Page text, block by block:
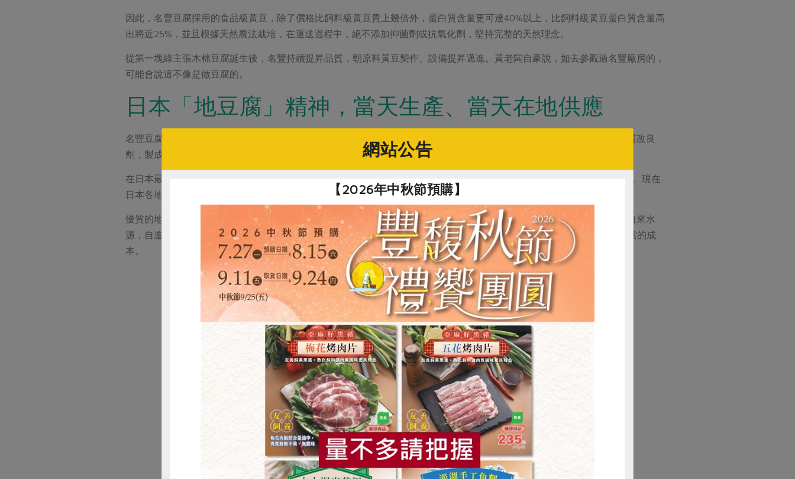
因此，名豐豆腐採用的食品級黃豆，除了價格比飼料級黃豆貴上幾倍外，蛋白質含量更可達40%以上，比飼料級黃豆蛋白質含量高
出將近25%，並且根據天然農法栽培，在運送過程中，絕不添加抑菌劑或抗氧化劑，堅持完整的天然理念。
從第一塊綠主張木棉豆腐誕生後，名豐持續提昇品質，朝原料黃豆契作、設備提昇邁進。黃老闆自豪說，如去參觀過名豐廠房的，
可能會說這不像是做豆腐的。
日本「地豆腐」精神，當天生產、當天在地供應
名豐豆腐的技術上則師承日本的「地豆腐」精神，即當天生產、當天在地供應，消費者當天吃完，完全不添加防腐劑及品質改良
劑，製成豆香濃郁新鮮供應的「地豆腐」。
在日本最好吃的地豆腐，是山中的和尚用自己種的豆子、天然純淨的山泉水（約攝氏3-5度的水），每日僅生產幾板的豆腐。現在
日本各地仍有聞名的地方豆腐，像是「京豆腐」、「九州豆腐」都頗具盛名，並發展出所謂的豆腐文化。
優質的地豆腐要有極佳的環境配合，台灣要做出道地的地豆腐缺乏像日本那樣的環境，因此名豐不斷投資新廠設備，採用自來水
源，自進水後，得經過10道過濾程序才能完成淨水工作，為的就是把模擬的天然環境搬到新莊來，在水、電上便要付出相當的成
本。
惜食 RPET 食譜 減硝酸鹽 雞蛋 食安 共同購買
網站公告
【2026年中秋節預購】